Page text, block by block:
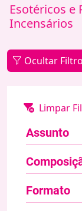
Esotéricos e
Incensários
Ocultar
Assunto
Formato